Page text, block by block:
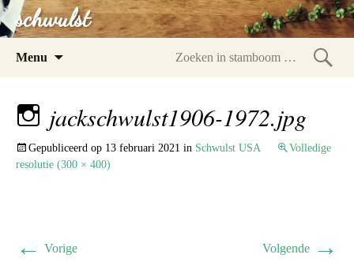
schwulst
Menu
jackschwulst1906-1972.jpg
Gepubliceerd op 13 februari 2021 in Schwulst USA
Volledige
resolutie (300 × 400)
← Vorige Volgende →